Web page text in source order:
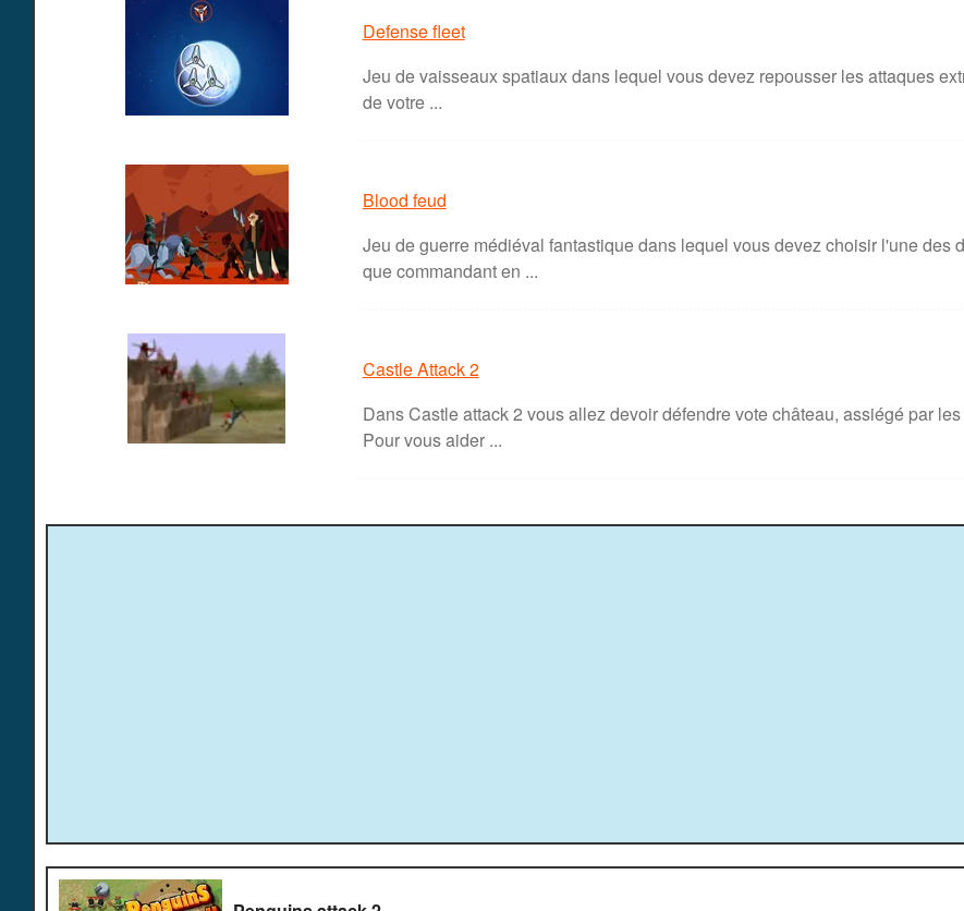
Defense fleet
Jeu de vaisseaux spatiaux dans lequel vous devez repousser les attaques
de votre ...
Blood feud
Jeu de guerre médiéval fantastique dans lequel vous devez choisir l'une
que commandant en ...
Castle Attack 2
Dans Castle attack 2 vous allez devoir défendre vote château, assiégé par
Pour vous aider ...